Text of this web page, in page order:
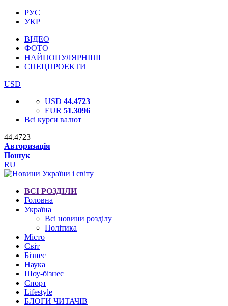
РУС
УКР
ВІДЕО
ФОТО
НАЙПОПУЛЯРНІШІ
СПЕЦПРОЕКТИ
USD
USD 44.4723
EUR 51.3096
Всі курси валют
44.4723
Авторизація
Пошук
RU
ВСІ РОЗДІЛИ
Головна
Україна
Всі новини розділу
Політика
Місто
Світ
Бізнес
Наука
Шоу-бізнес
Спорт
Lifestyle
БЛОГИ ЧИТАЧІВ